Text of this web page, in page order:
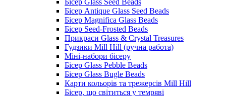
Бісер Antique Glass Seed Beads
Бісер Magnifica Glass Beads
Бісер Seed-Frosted Beads
Прикраси Glass & Crystal Treasures
Гудзики Mill Hill (ручна работа)
Міні-набори бісеру
Бісер Glass Pebble Beads
Бісер Glass Bugle Beads
Карти кольорів та трежерсів Mill Hill
Бісер, що світиться у темряві